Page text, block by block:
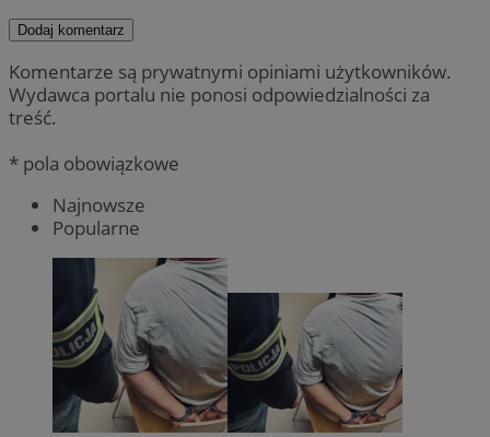
Dodaj komentarz
Komentarze są prywatnymi opiniami użytkowników.
Wydawca portalu nie ponosi odpowiedzialności za
treść.
* pola obowiązkowe
Najnowsze
Popularne